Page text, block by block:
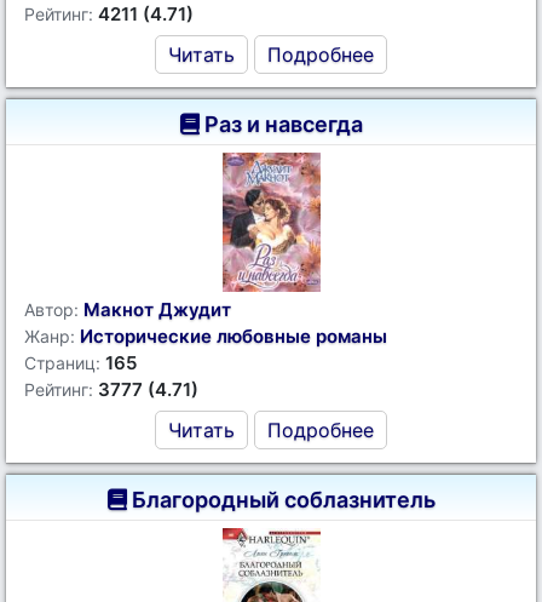
Рейтинг: 4211 (4.71)
Читать Подробнее
Раз и навсегда
Автор: Макнот Джудит
Жанр: Исторические любовные романы
Страниц: 165
Рейтинг: 3777 (4.71)
Читать Подробнее
Благородный соблазнитель